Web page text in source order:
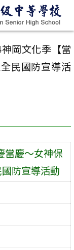
岡文化季【當
民國防宣導活
當慶～女神保
防宣導活動